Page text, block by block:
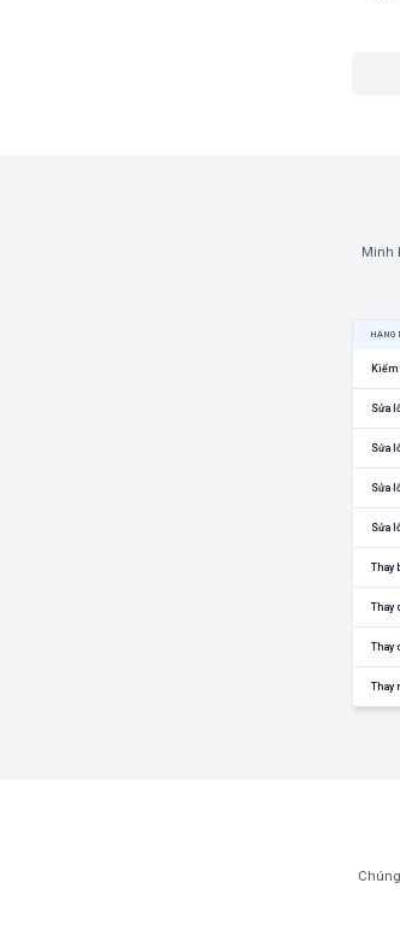
Minh
HẠNG
Kiểm
Sửa
Sửa
Sửa
Sửa
Thay
Thay
Thay
Thay